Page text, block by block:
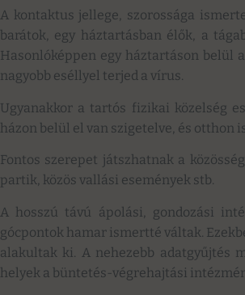
A kontaktus jellege, szorossága
barátok, egy háztartásban élők, a
Hasonlóképpen egy háztartáson belül
nagyobb eséllyel terjed a vírus.
Ugyanakkor a tartós fizikai közelség
házon belül el van szigetelve, és otthon
Fontos szerepet játszhatnak a
partik, közös vallási események stb.
A hosszú távú ápolási, gondozási
gócpontok hamar ismertté váltak.
alakultak ki. A nehezebb adatgyűjtés
helyek a büntetés-végrehajtási